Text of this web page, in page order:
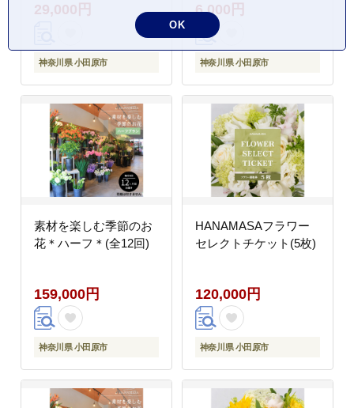
29,000円
神奈川県 小田原市
6,000円
神奈川県 小田原市
素材を楽しむ季節のお
花＊ハーフ＊(全12回)
159,000円
神奈川県 小田原市
HANAMASAフラワー
セレクトチケット(5枚)
120,000円
神奈川県 小田原市
OK